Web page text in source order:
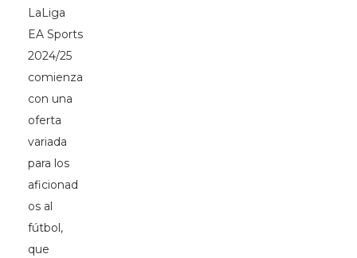
LaLiga
EA Sports
2024/25
comienza
con una
oferta
variada
para los
aficionad
os al
fútbol,
que